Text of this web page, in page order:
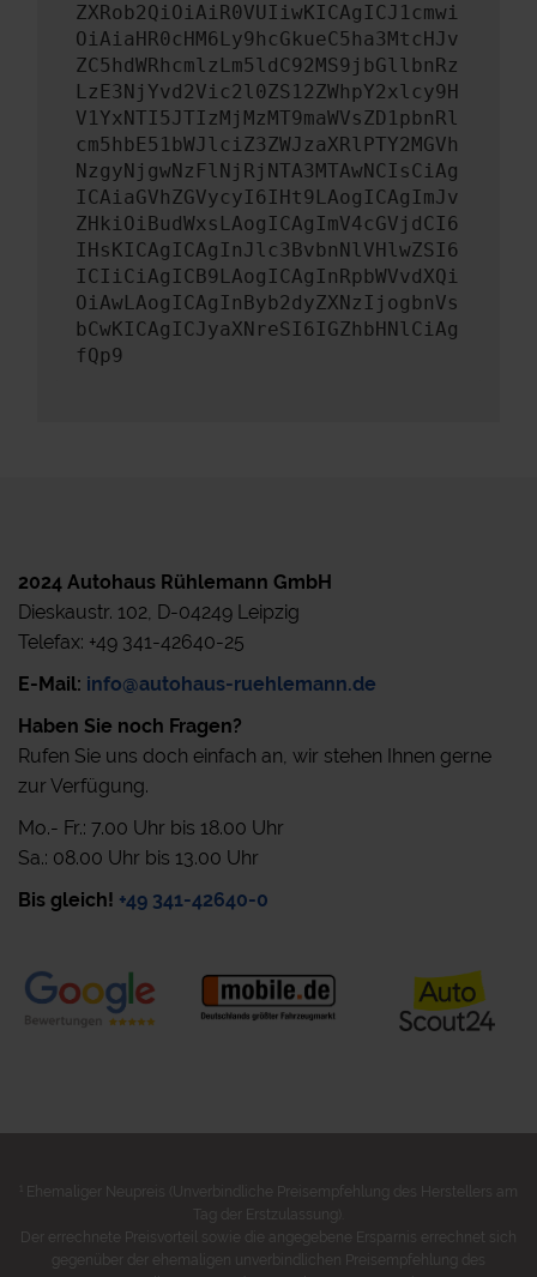
ZXRob2QiOiAiR0VUIiwKICAgICJ1cmwi
OiAiaHR0cHM6Ly9hcGkueC5ha3MtcHJv
ZC5hdWRhcmlzLm5ldC92MS9jbGllbnRz
LzE3NjYvd2Vic2l0ZS12ZWhpY2xlcy9H
V1YxNTI5JTIzMjMzMT9maWVsZD1pbnRl
cm5hbE51bWJlciZ3ZWJzaXRlPTY2MGVh
NzgyNjgwNzFlNjRjNTA3MTAwNCIsCiAg
ICAiaGVhZGVycyI6IHt9LAogICAgImJv
ZHkiOiBudWxsLAogICAgImV4cGVjdCI6
IHsKICAgICAgInJlc3BvbnNlVHlwZSI6
ICIiCiAgICB9LAogICAgInRpbWVvdXQi
OiAwLAogICAgInByb2dyZXNzIjogbnVs
bCwKICAgICJyaXNreSI6IGZhbHNlCiAg
fQp9
2024 Autohaus Rühlemann GmbH
Dieskaustr. 102, D-04249 Leipzig
Telefax: +49 341-42640-25
E-Mail: info@autohaus-ruehlemann.de
Haben Sie noch Fragen?
Rufen Sie uns doch einfach an, wir stehen Ihnen gerne
zur Verfügung.
Mo.- Fr.: 7.00 Uhr bis 18.00 Uhr
Sa.: 08.00 Uhr bis 13.00 Uhr
Bis gleich! +49 341-42640-0
Ehemaliger Neupreis (Unverbindliche Preisempfehlung des Herstellers am
Tag der Erstzulassung).
Der errechnete Preisvorteil sowie die angegebene Ersparnis errechnet sich
gegenüber der ehemaligen unverbindlichen Preisempfehlung des